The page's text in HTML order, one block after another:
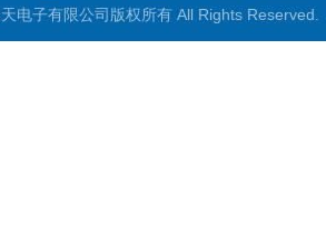
电子有限公司版权所有 All Rights